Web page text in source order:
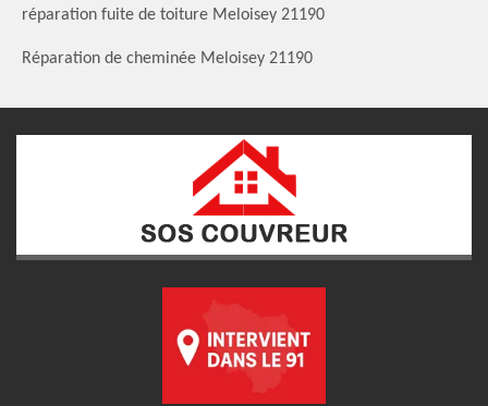
réparation fuite de toiture Meloisey 21190
Réparation de cheminée Meloisey 21190